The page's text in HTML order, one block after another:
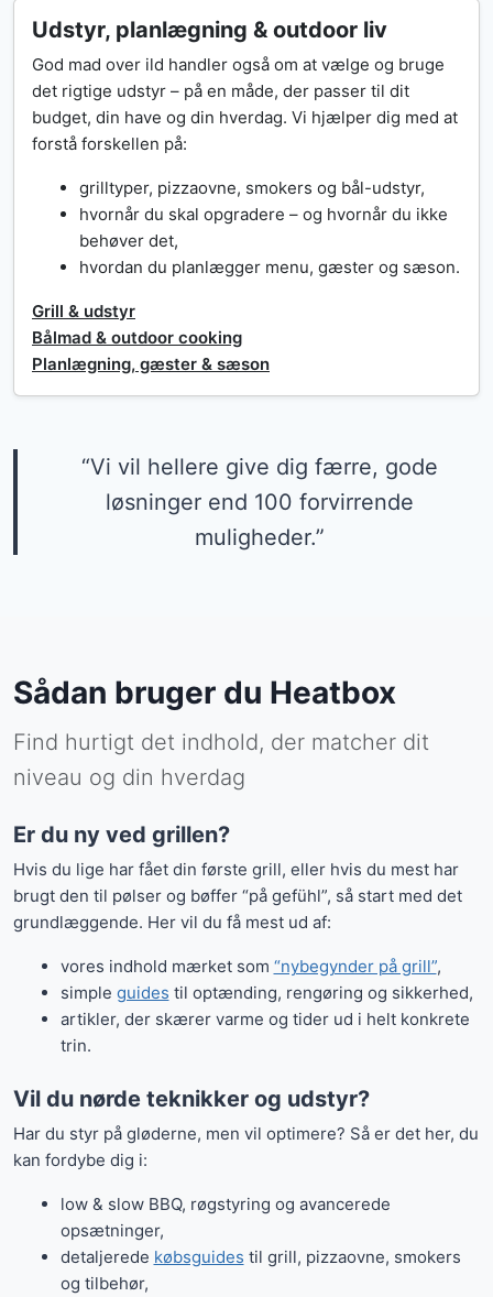
Udstyr, planlægning & outdoor liv
God mad over ild handler også om at vælge og bruge
det rigtige udstyr – på en måde, der passer til dit
budget, din have og din hverdag. Vi hjælper dig med at
forstå forskellen på:
grilltyper, pizzaovne, smokers og bål-udstyr,
hvornår du skal opgradere – og hvornår du ikke
behøver det,
hvordan du planlægger menu, gæster og sæson.
Grill & udstyr
Bålmad & outdoor cooking
Planlægning, gæster & sæson
“Vi vil hellere give dig færre, gode
løsninger end 100 forvirrende
muligheder.”
Sådan bruger du Heatbox
Find hurtigt det indhold, der matcher dit
niveau og din hverdag
Er du ny ved grillen?
Hvis du lige har fået din første grill, eller hvis du mest har
brugt den til pølser og bøffer “på gefühl”, så start med det
grundlæggende. Her vil du få mest ud af:
vores indhold mærket som “nybegynder på grill”,
simple guides til optænding, rengøring og sikkerhed,
artikler, der skærer varme og tider ud i helt konkrete
trin.
Vil du nørde teknikker og udstyr?
Har du styr på gløderne, men vil optimere? Så er det her, du
kan fordybe dig i:
low & slow BBQ, røgstyring og avancerede
opsætninger,
detaljerede købsguides til grill, pizzaovne, smokers
og tilbehør,